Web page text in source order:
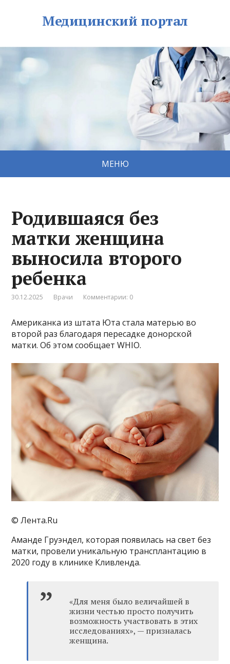
Медицинский портал
МЕНЮ
Родившаяся без
матки женщина
выносила второго
ребенка
30.12.2025 Врачи Комментарии: 0
Американка из штата Юта стала матерью во
второй раз благодаря пересадке донорской
матки. Об этом сообщает WHIO.
© Лента.Ru
Аманде Груэндел, которая появилась на свет без
матки, провели уникальную трансплантацию в
2020 году в клинике Кливленда.
«Для меня было величайшей в
жизни честью просто получить
возможность участвовать в этих
исследованиях», — призналась
женщина.